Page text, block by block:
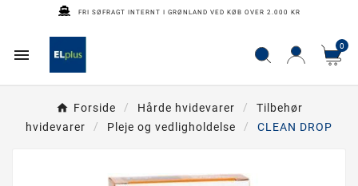
FRI SØFRAGT INTERNT I GRØNLAND VED KØB OVER 2.000 KR
 0
Forside Hårde hvidevarer
Tilbehør
hvidevarer
Pleje og vedligholdelse CLEAN DROP